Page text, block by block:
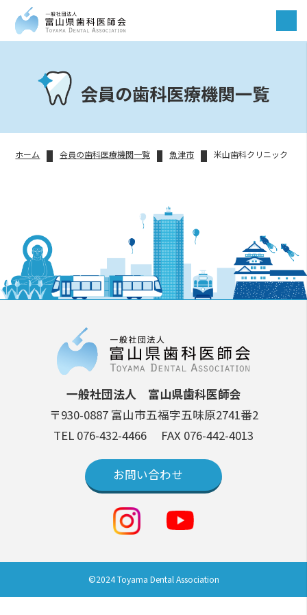
会員の歯科医療機関一覧
ホーム 会員の歯科医療機関一覧 魚津市 米山歯科クリニック
一般社団法人 富山県歯科医師会
〒930-0887 富山市五福字五味原2741番2
TEL 076-432-4466
FAX 076-442-4013
お問い合わせ
©2024 Toyama Dental Association